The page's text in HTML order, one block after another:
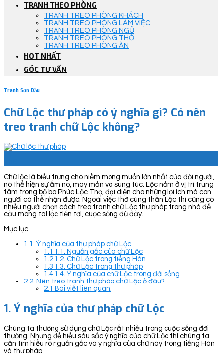
TRANH THEO PHÒNG
TRANH TREO PHÒNG KHÁCH
TRANH TREO PHÒNG LÀM VIỆC
TRANH TREO PHÒNG NGỦ
TRANH TREO PHÒNG THỜ
TRANH TREO PHÒNG ĂN
HOT NHẤT
GÓC TƯ VẤN
Tranh Sơn Dầu
Chữ Lộc thư pháp có ý nghĩa gì? Có nên
treo tranh chữ Lộc không?
Chữ lộc là biểu trưng cho niềm mong muốn lớn nhất của đời người,
nó thể hiện sự ấm no, may mắn và sung túc. Lộc nằm ở vị trí trung
tâm trong bộ ba Phúc Lộc Thọ, đại diện cho những lợi ích mà con
người có thể nhận được. Ngoài việc thờ cúng thần Lộc thì cũng có
nhiều người chọn cách treo tranh chữ Lộc thư pháp trong nhà để
cầu mong tài lộc tiến tới, cuộc sống đủ đầy.
Mục lục
1 1. Ý nghĩa của thư pháp chữ Lộc
1.1 1.1. Nguồn gốc của chữ Lộc
1.2 1.2. Chữ Lộc trong tiếng Hán
1.3 1.3. Chữ Lộc trong thư pháp
1.4 1.4. Ý nghĩa của chữ Lộc trong đời sống
2 2. Nên treo tranh thư pháp chữ Lộc ở đâu?
2.1 Bài viết liên quan:
1. Ý nghĩa của thư pháp chữ Lộc
Chúng ta thường sử dụng chữ Lộc rất nhiều trong cuộc sống đời
thường. Nhưng để hiểu sâu sắc ý nghĩa của chữ Lộc thì chúng ta
cần tìm hiểu rõ nguồn gốc và ý nghĩa của chữ này trong tiếng Hán
và thư pháp.